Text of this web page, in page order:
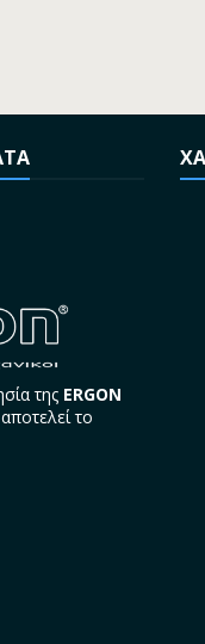
της ERGON
το